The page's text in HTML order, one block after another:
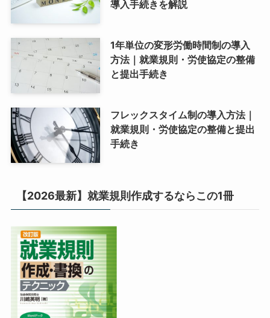
導入手続きを解説
1年単位の変形労働時間制の導入
方法｜就業規則・労使協定の整備
と提出手続き
フレックスタイム制の導入方法｜
就業規則・労使協定の整備と提出
手続き
【2026最新】就業規則作成するならこの1冊